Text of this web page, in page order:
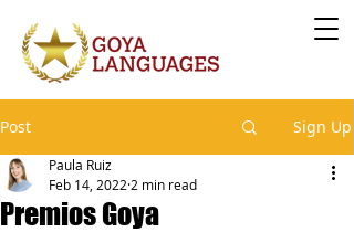
Post Sign Up
Premios Goya
Paula Ruiz
Feb 14, 2022 2 min read